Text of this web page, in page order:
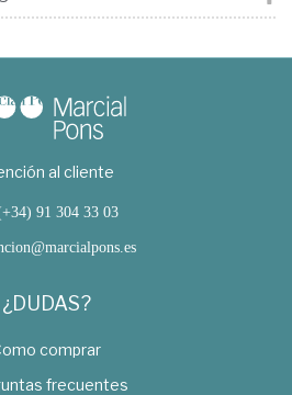
al cliente
91 304 33 03
¿DUDAS?
comprar
frecuentes